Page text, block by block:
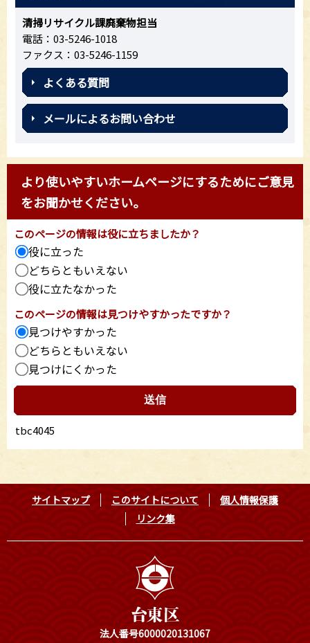
清掃リサイクル課廃棄物担当
電話：03-5246-1018
ファクス：03-5246-1159
よくある質問
メールによるお問い合わせ
より使いやすいホームページにするためにご意見
をお聞かせください。
このページの情報は役に立ちましたか？
役に立った
どちらともいえない
役に立たなかった
このページの情報は見つけやすかったですか？
見つけやすかった
どちらともいえない
見つけにくかった
tbc4045
サイトマップ このサイトについて
個人情報保護
リンク集
法人番号6000020131067